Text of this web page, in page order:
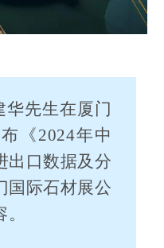
华先生在厦门
《2024年中
出口数据及分
国际石材展公